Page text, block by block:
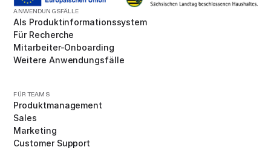
ANWENDUNGSFÄLLE
Als Produktinformationssystem
Für Recherche
Mitarbeiter-Onboarding
Weitere Anwendungsfälle
FÜR TEAMS
Produktmanagement
Sales
Marketing
Customer Support